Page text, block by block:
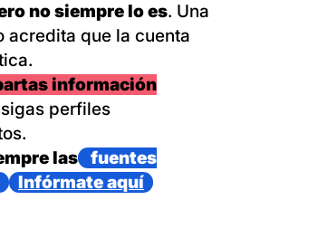
no siempre lo es. Una
acredita que la cuenta
información
perfiles
las
fuentes
Infórmate aquí